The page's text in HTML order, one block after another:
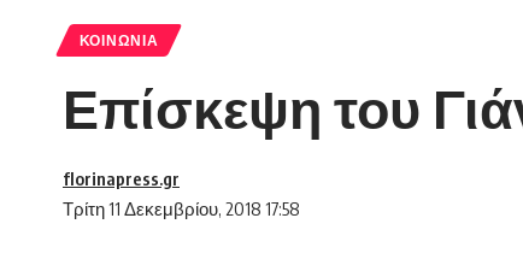
ΚΟΙΝΩΝΊΑ
Επίσκεψη του
Τρίτη 11 Δεκεμβρίου, 2018 17:58
florinapress.gr